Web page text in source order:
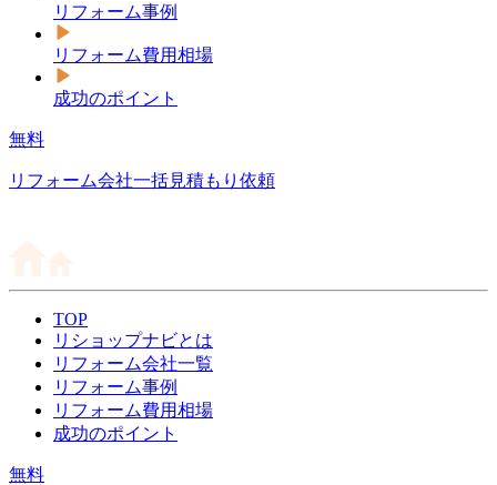
リフォーム事例
リフォーム費用相場
成功のポイント
無料
リフォーム会社一括見積もり依頼
TOP
リショップナビとは
リフォーム会社一覧
リフォーム事例
リフォーム費用相場
成功のポイント
無料